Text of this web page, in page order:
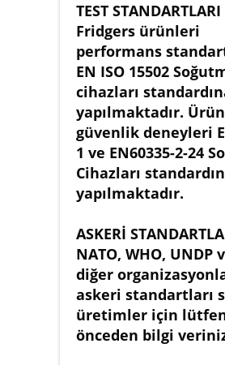
TEST STANDARTLARI
Fridgers ürünleri
performans
EN ISO 15502
cihazları
yapılmaktadır.
güvenlik deneyleri
1 ve EN60335-2-24
Cihazları
yapılmaktadır.
ASKERİ
NATO, WHO, UNDP
diğer
askeri standartları
üretimler için
önceden bilgi